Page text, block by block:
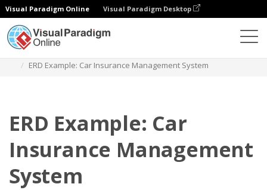
Visual Paradigm Online Visual Paradigm Desktop
ERD Example: Car Insurance Management System
ERD Example: Car
Insurance Management
System